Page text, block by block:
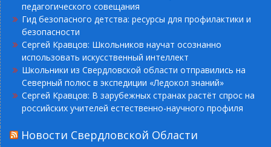
педагогического совещания
Гид безопасного детства: ресурсы для профилактики и
безопасности
Сергей Кравцов: Школьников научат осознанно
использовать искусственный интеллект
Школьники из Свердловской области отправились на
Северный полюс в экспедиции «Ледокол знаний»
Сергей Кравцов: В зарубежных странах растёт спрос на
российских учителей естественно-научного профиля
Новости Свердловской Области